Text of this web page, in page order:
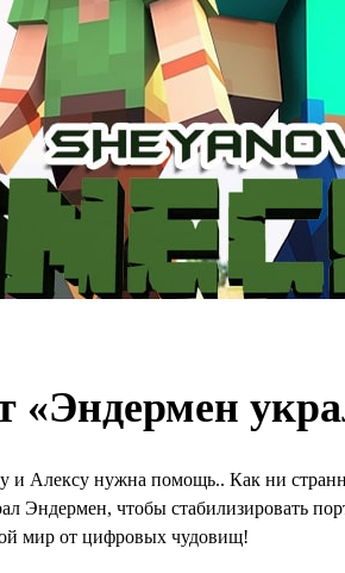
Алексу нужна помощь.. Как ни
Эндермен, чтобы стабилизировать
мир от цифровых чудовищ!